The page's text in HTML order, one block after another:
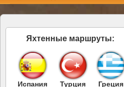
Яхтенные маршруты:
Испания Турция Греция